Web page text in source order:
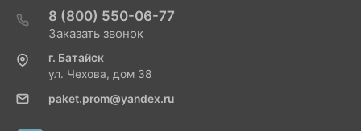
8 (800) 550-06-77
Заказать звонок
г. Батайск
ул. Чехова, дом 38
paket.prom@yandex.ru